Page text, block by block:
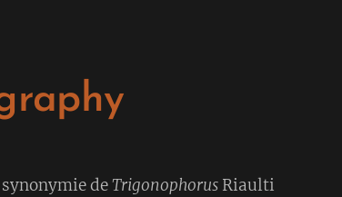
deTrigonophorus Riaulti